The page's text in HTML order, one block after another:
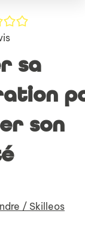
sa
son
/ Skilleos